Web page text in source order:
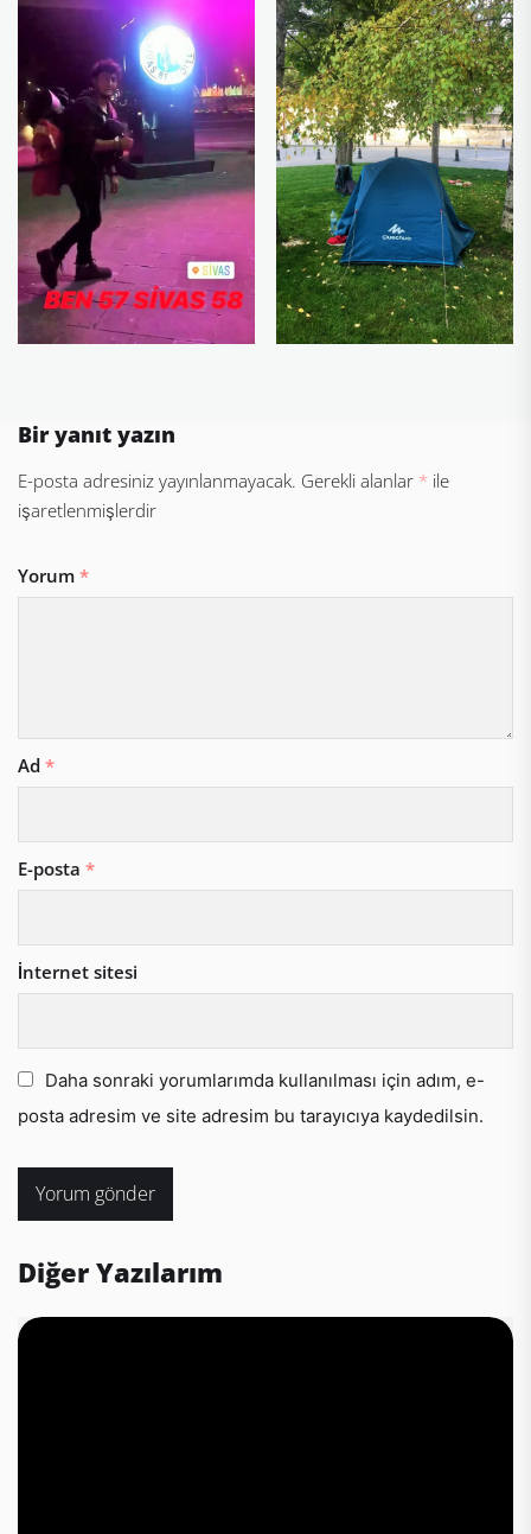
Bir yanıt yazın
E-posta adresiniz yayınlanmayacak. Gerekli alanlar * ile
işaretlenmişlerdir
Yorum *
Ad *
E-posta *
İnternet sitesi
Daha sonraki yorumlarımda kullanılması için adım, e-
posta adresim ve site adresim bu tarayıcıya kaydedilsin.
Diğer Yazılarım